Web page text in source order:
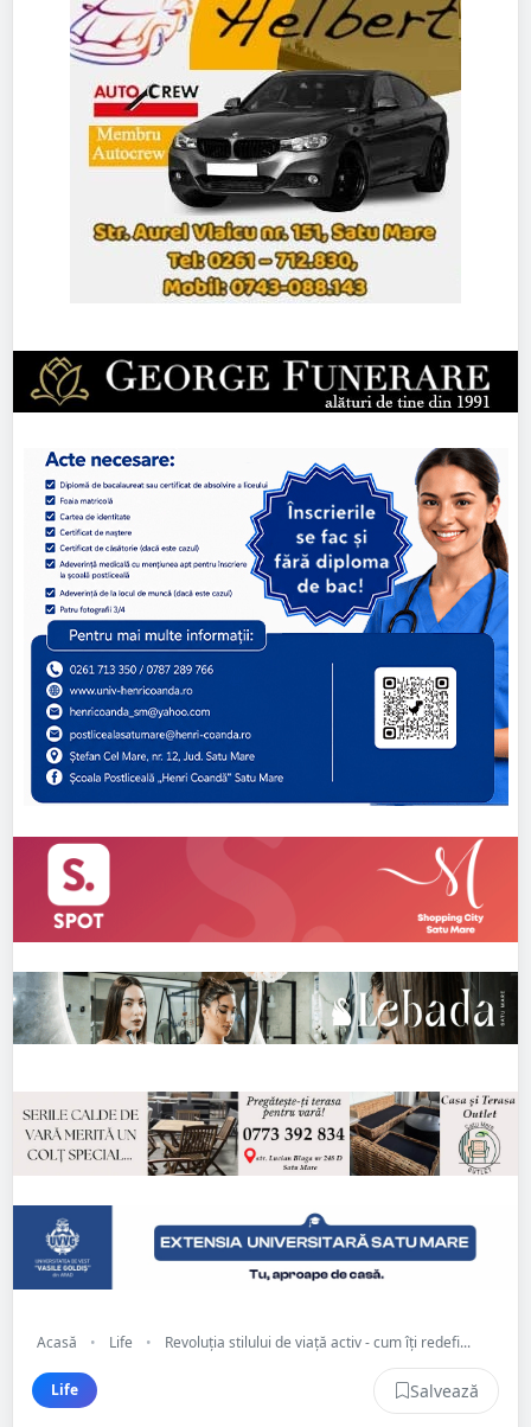
Acasă • Life • Revoluția stilului de viață activ - cum îți redefi...
Life Salvează